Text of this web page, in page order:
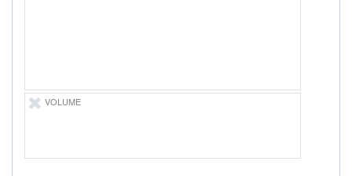
Non éligible
Boursobank
VOLUME